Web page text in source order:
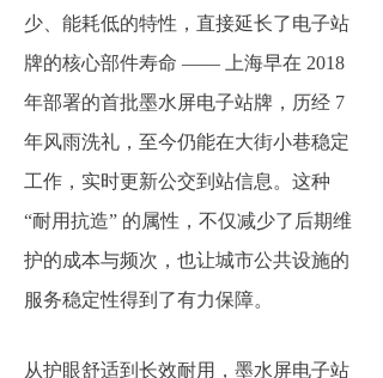
少、能耗低的特性，直接延长了电子站
牌的核心部件寿命 —— 上海早在 2018
年部署的首批墨水屏电子站牌，历经 7
年风雨洗礼，至今仍能在大街小巷稳定
工作，实时更新公交到站信息。这种
“耐用抗造” 的属性，不仅减少了后期维
护的成本与频次，也让城市公共设施的
服务稳定性得到了有力保障。
从护眼舒适到长效耐用，墨水屏电子站